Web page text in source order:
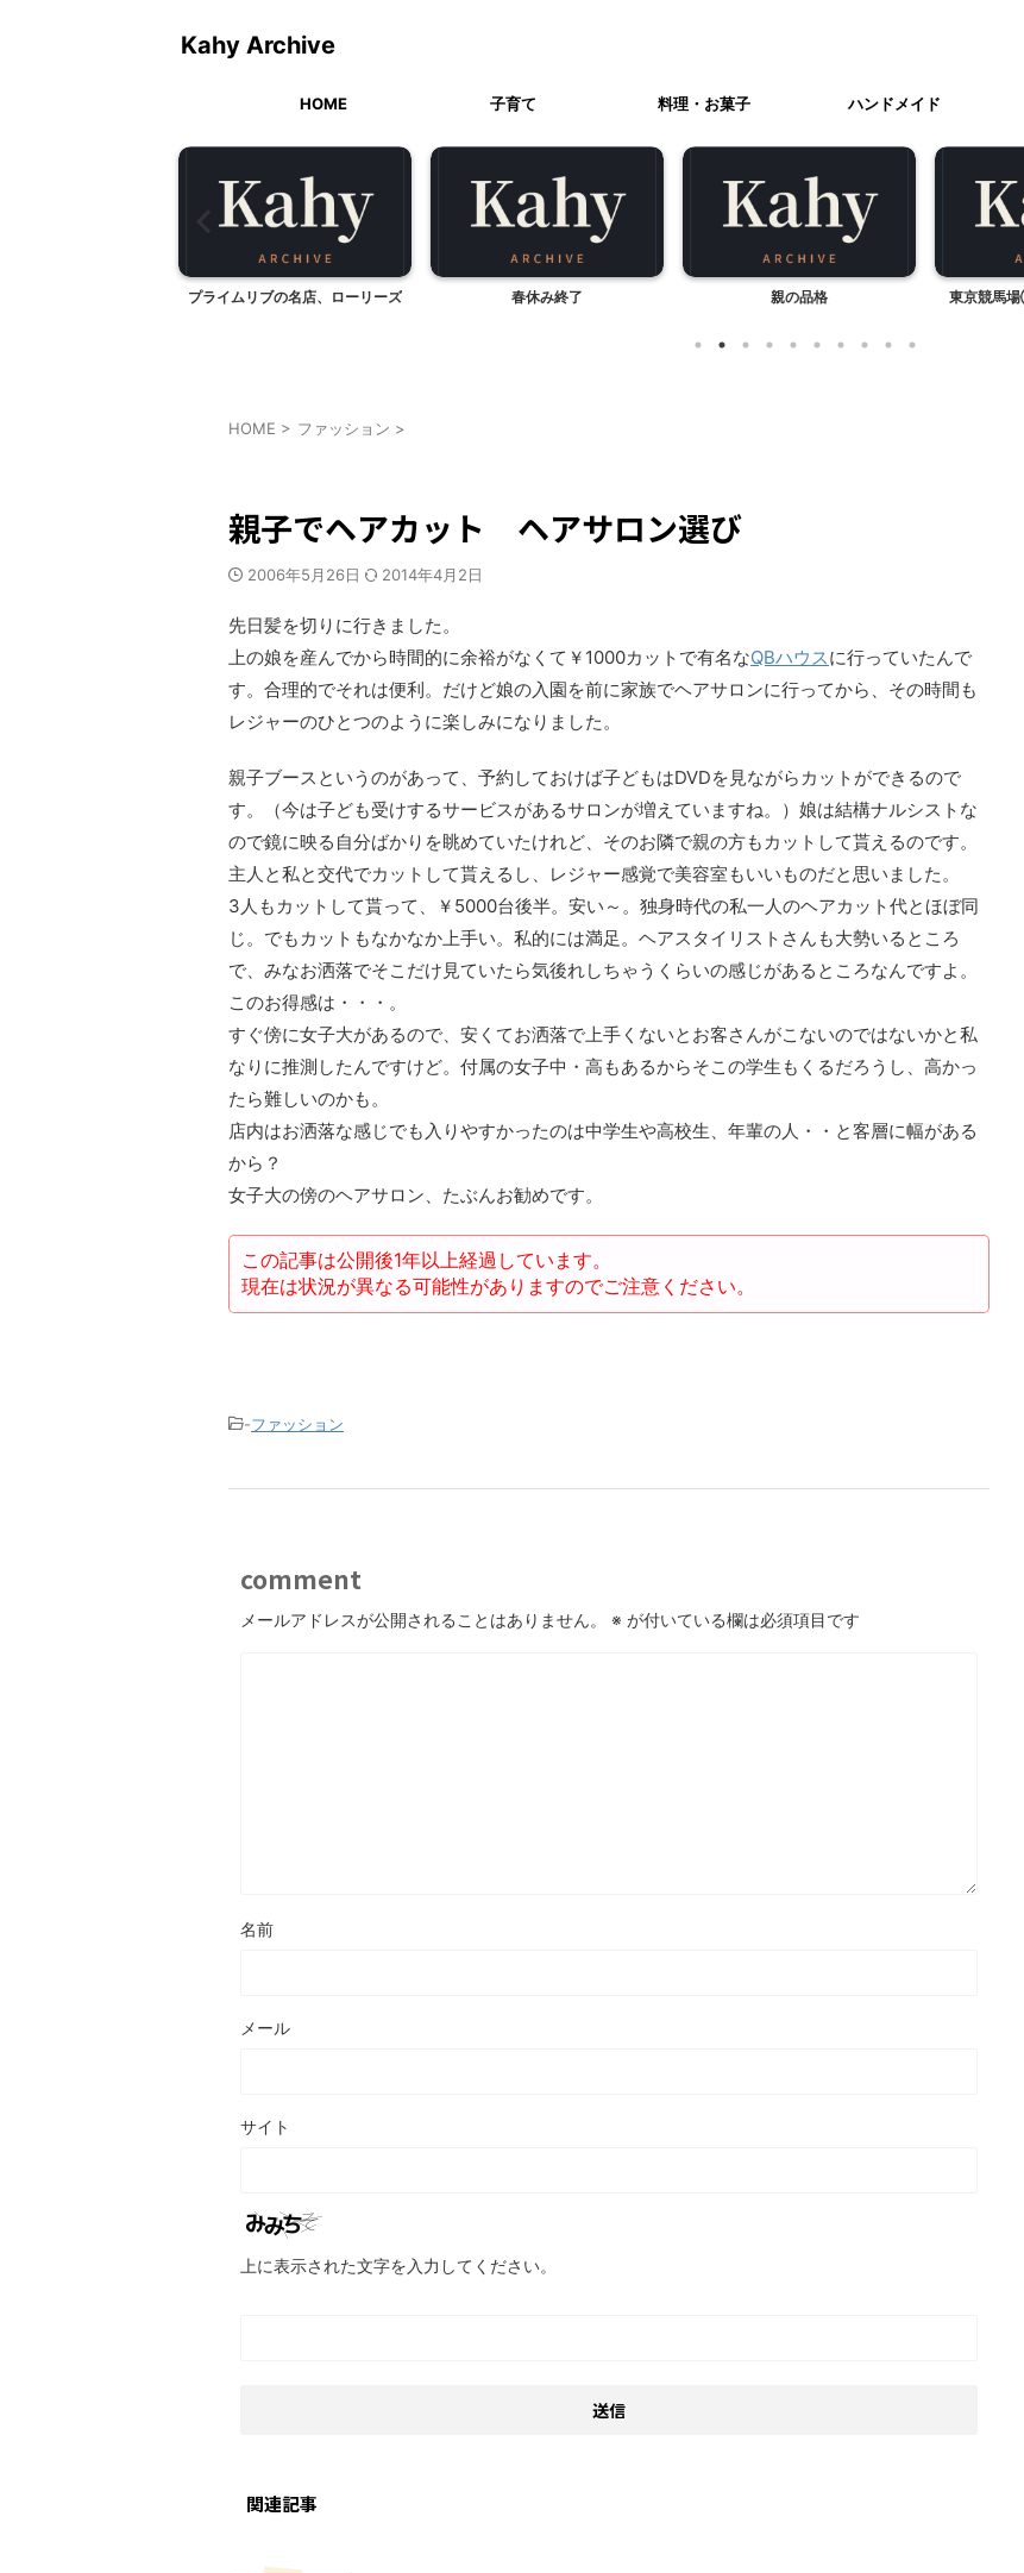
Kahy Archive
HOME 子育て 料理・お菓子 ハンドメイド
プライムリブの名店、ローリーズ 春休み終了 親の品格 東京競馬
HOME > ファッション >
親子でヘアカット ヘアサロン選び
2006年5月26日 2014年4月2日
先日髪を切りに行きました。
上の娘を産んでから時間的に余裕がなくて￥1000カットで有名なQBハウスに行っていたんで
す。合理的でそれは便利。だけど娘の入園を前に家族でヘアサロンに行ってから、その時間も
レジャーのひとつのように楽しみになりました。
親子ブースというのがあって、予約しておけば子どもはDVDを見ながらカットができるので
す。（今は子ども受けするサービスがあるサロンが増えていますね。）娘は結構ナルシストな
ので鏡に映る自分ばかりを眺めていたけれど、そのお隣で親の方もカットして貰えるのです。
主人と私と交代でカットして貰えるし、レジャー感覚で美容室もいいものだと思いました。
3人もカットして貰って、￥5000台後半。安い～。独身時代の私一人のヘアカット代とほぼ同
じ。でもカットもなかなか上手い。私的には満足。ヘアスタイリストさんも大勢いるところ
で、みなお洒落でそこだけ見ていたら気後れしちゃうくらいの感じがあるところなんですよ。
このお得感は・・・。
すぐ傍に女子大があるので、安くてお洒落で上手くないとお客さんがこないのではないかと私
なりに推測したんですけど。付属の女子中・高もあるからそこの学生もくるだろうし、高かっ
たら難しいのかも。
店内はお洒落な感じでも入りやすかったのは中学生や高校生、年輩の人・・と客層に幅がある
から？
女子大の傍のヘアサロン、たぶんお勧めです。
この記事は公開後1年以上経過しています。
現在は状況が異なる可能性がありますのでご注意ください。
-ファッション
comment
メールアドレスが公開されることはありません。 ※ が付いている欄は必須項目です
名前
メール
サイト
上に表示された文字を入力してください。
関連記事